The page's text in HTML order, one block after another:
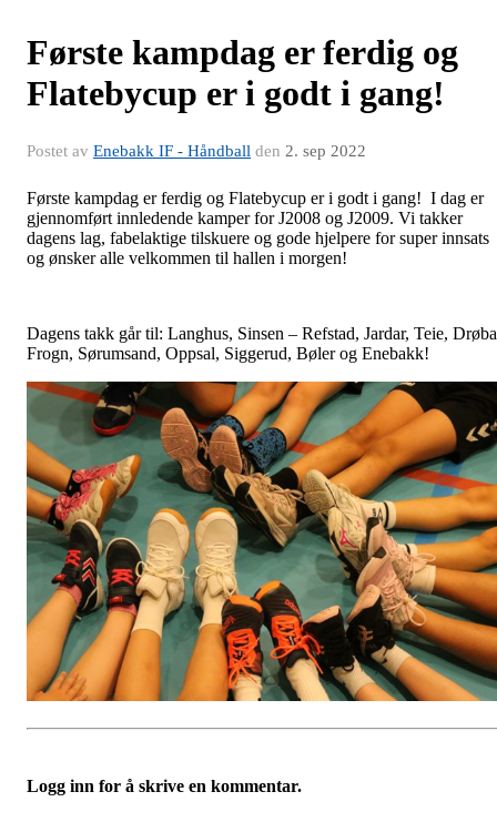
Første kampdag er ferdig og
Flatebycup er i godt i gang!
Postet av Enebakk IF - Håndball den 2. sep 2022
Første kampdag er ferdig og Flatebycup er i godt i gang! I dag er
gjennomført innledende kamper for J2008 og J2009. Vi takker
dagens lag, fabelaktige tilskuere og gode hjelpere for super innsats
og ønsker alle velkommen til hallen i morgen!
Dagens takk går til: Langhus, Sinsen – Refstad, Jardar, Teie,
Frogn, Sørumsand, Oppsal, Siggerud, Bøler og Enebakk!
Logg inn for å skrive en kommentar.